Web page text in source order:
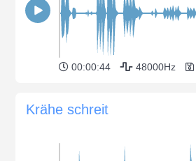
00:00:44 48000Hz
Krähe schreit